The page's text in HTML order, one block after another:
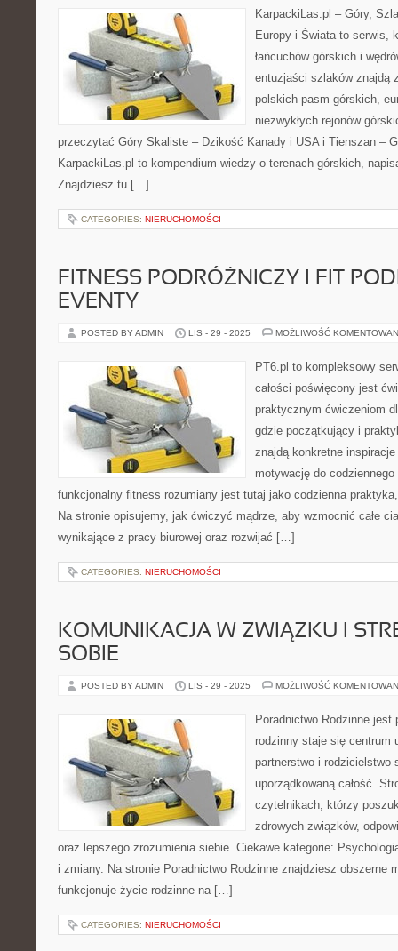
KarpackiLas.pl – Góry,
Europy i Świata to serwis,
łańcuchów górskich i
entuzjaści szlaków znajdą
polskich pasm górskich,
niezwykłych rejonów
przeczytać Góry Skaliste – Dzikość Kanady i USA i Tienszan –
KarpackiLas.pl to kompendium wiedzy o terenach górskich,
Znajdziesz tu […]
CATEGORIES: NIERUCHOMOŚCI
FITNESS PODRÓŻNICZY I FIT
EVENTY
POSTED BY ADMIN LIS - 29 - 2025 MOŻLIWOŚĆ
PT6.pl to kompleksowy
całości poświęcony jest
praktycznym ćwiczeniom
gdzie początkujący i
znajdą konkretne
motywację do
funkcjonalny fitness rozumiany jest tutaj jako codzienna
Na stronie opisujemy, jak ćwiczyć mądrze, aby wzmocnić całe
wynikające z pracy biurowej oraz rozwijać […]
CATEGORIES: NIERUCHOMOŚCI
KOMUNIKACJA W ZWIĄZKU I
SOBIE
POSTED BY ADMIN LIS - 29 - 2025 MOŻLIWOŚĆ
Poradnictwo Rodzinne jest
rodzinny staje się centrum
partnerstwo i rodzicielstwo
uporządkowaną całość.
czytelnikach, którzy
zdrowych związków,
oraz lepszego zrozumienia siebie. Ciekawe kategorie:
i zmiany. Na stronie Poradnictwo Rodzinne znajdziesz obszerne
funkcjonuje życie rodzinne na […]
CATEGORIES: NIERUCHOMOŚCI